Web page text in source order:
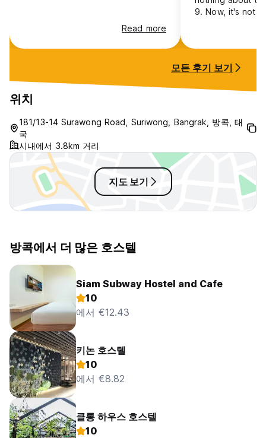
Read more
9. Now, it's not
wrong with it,
likelihood of
deserve 9.9.
door is never
Bangkok, so
it's open 24/7. :/
모든 후기 보기
위치
181/13-14 Surawong Road, Suriwong, Bangrak, 방콕, 태
국
시내에서 3.8km 거리
지도 보기
방콕에서 더 많은 호스텔
Siam Subway Hostel and Cafe
10
에서 €12.43
키논 호스텔
10
에서 €8.82
클롱 하우스 호스텔
10